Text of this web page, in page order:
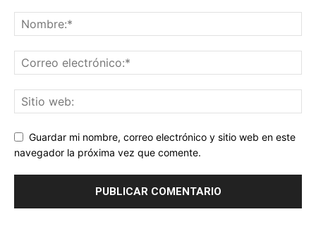
Guardar mi nombre, correo electrónico y sitio web en este
navegador la próxima vez que comente.